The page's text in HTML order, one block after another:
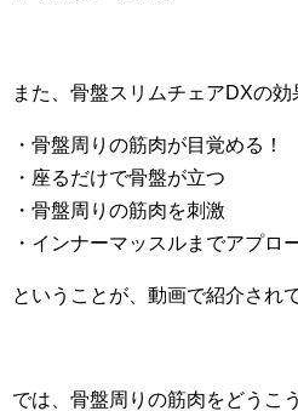
また、骨盤スリムチェアDXの効
・骨盤周りの筋肉が目覚める！
・座るだけで骨盤が立つ
・骨盤周りの筋肉を刺激
・インナーマッスルまでアプロ
ということが、動画で紹介され
では、骨盤周りの筋肉をどうこ